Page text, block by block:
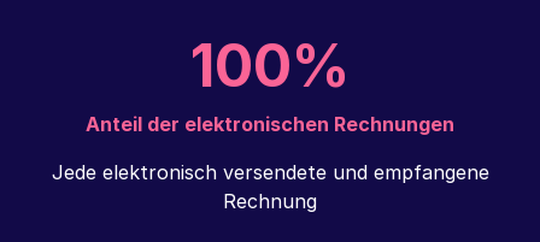
100%
Anteil der elektronischen Rechnungen
Jede elektronisch versendete und empfangene
Rechnung